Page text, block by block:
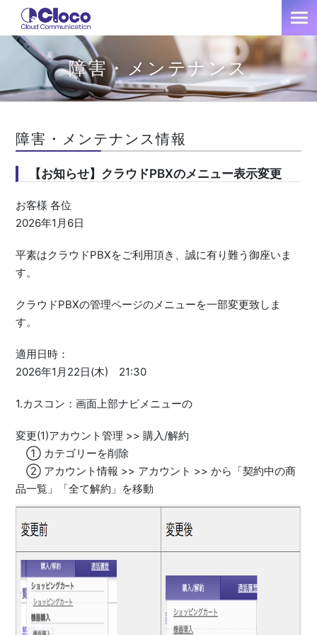
障害・メンテナンス
障害・メンテナンス情報
【お知らせ】クラウドPBXのメニュー表示変更
お客様 各位
2026年1月6日
平素はクラウドPBXをご利用頂き、誠に有り難う御座いま
す。
クラウドPBXの管理ページのメニューを一部変更致しま
す。
適用日時：
2026年1月22日(木) 21:30
1.カスコン：画面上部ナビメニューの
変更(1)アカウント管理 >> 購入/解約
① カテゴリーを削除
② アカウント情報 >> アカウント >> から「契約中の商
品一覧」「全て解約」を移動